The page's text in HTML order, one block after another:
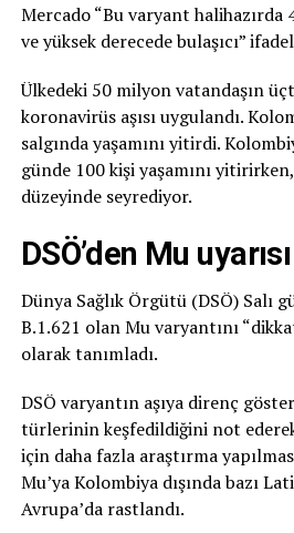
Mercado “Bu varyant
ve yüksek derecede bulaşıcı”
Ülkedeki 50 milyon vatandaşın
koronavirüs aşısı uygulandı.
salgında yaşamını yitirdi.
günde 100 kişi yaşamını
düzeyinde seyrediyor.
DSÖ’den Mu uyarısı
Dünya Sağlık Örgütü (DSÖ) Salı
B.1.621 olan Mu varyantını
olarak tanımladı.
DSÖ varyantın aşıya direnç
türlerinin keşfedildiğini not
için daha fazla araştırma
Mu’ya Kolombiya dışında bazı
Avrupa’da rastlandı.